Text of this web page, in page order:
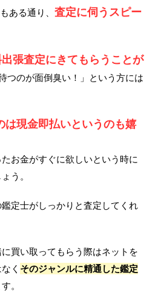
ある通り、 査定に伺うスピー
張査定にきてもらうことが
つのが面倒臭い！」という方には
は現金即払いというのも嬉
お金がすぐに欲しいという時に
う。
定士がしっかりと査定してくれ
買い取ってもらう際はネットを
く そのジャンルに精通した鑑定
。